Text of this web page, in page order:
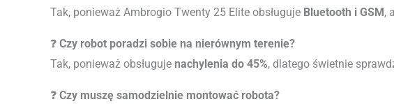
Tak, ponieważ Ambrogio Twenty 25 Elite obsługuje Bluetooth i GSM,
❓ Czy robot poradzi sobie na nierównym terenie?
Tak, ponieważ obsługuje nachylenia do 45%, dlatego świetnie
❓ Czy muszę samodzielnie montować robota?